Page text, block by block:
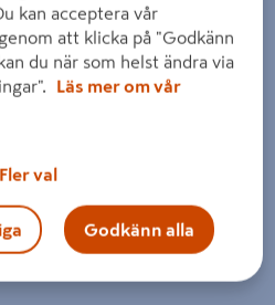
kan acceptera vår
att klicka på "Godkänn
du när som helst ändra via
Läs mer om vår
Fler val
Godkänn alla